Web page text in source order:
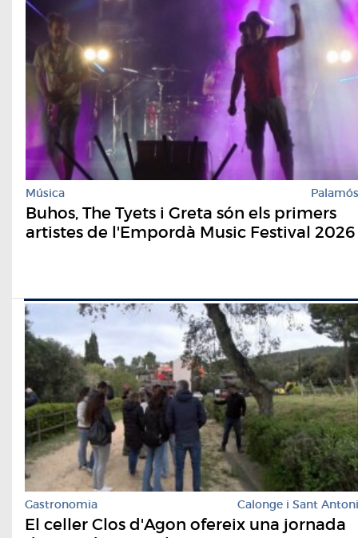
Música Palamós
Buhos, The Tyets i Greta són els primers
artistes de l'Empordà Music Festival 2026
Gastronomia Calonge i Sant Antoni
El celler Clos d'Agon ofereix una jornada